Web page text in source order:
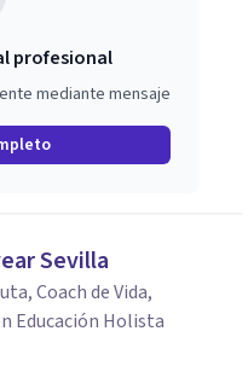
profesional
mediante mensaje
Sevilla
Coach de Vida,
Educación Holista